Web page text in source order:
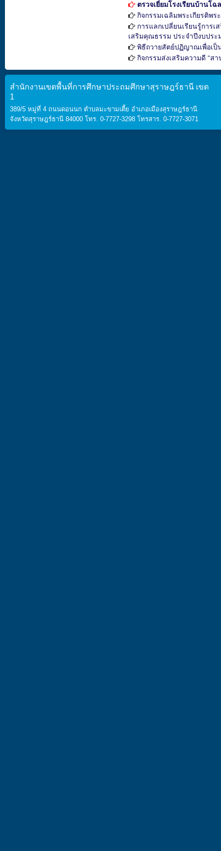
ตรวจเยี่ยมโรงเรียนบ้านโฉ
กิจกรรมเฉลิมพระเกียรติพ
การแลกเปลี่ยนเรียนรู้การ
เสริมคุณธรรม ประจำปีงบปร
พิธีถวายสัตย์ปฏิญาณเพื่อเ
กิจกรรมส่งเสริมความดี “ส
สำนักงานเขตพื้นที่การศึกษาประถมศึกษาสุราษฎร์ธานี เขต
1
389/5 หมู่ที่ 4 ถนนดอนนก ตำบลมะขามเตี้ย อำเภอเมืองสุราษฎร์ธานี
จังหวัดสุราษฎร์ธานี 84000 โทร. 0-7727-3298 โทรสาร. 0-7727-3071